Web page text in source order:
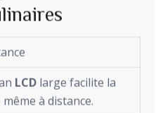
LCD large facilite la
à distance.